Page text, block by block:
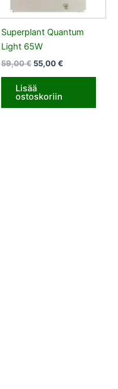
Superplant Quantum
Light 65W
59,00€ 55,00€
Lisää
ostoskoriin